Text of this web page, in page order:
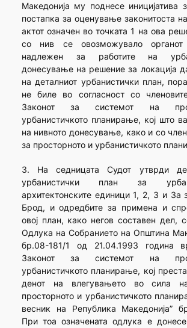
Македонија му поднесе иницијатива
постапка за оценување законитоста
актот означен во точката 1 на ова
со нив се овозможувало органот
надлежен за работите на
донесување на решение за локација
на деталниот урбанистички план,
не биле во согласност со
Законот за системот на
урбанистичкото планирање, кој што
на нивното донесување, како и со
за просторното и урбанистичкото
3. На седницата Судот утврди
урбанистички план за
архитектонските единици 1, 2, 3 и 3а
Брод, и одредбите за примена и
овој план, како негов составен дел,
Одлука на Собранието на Општина
бр.08-181/1 од 21.04.1993 година
Законот за системот на
урбанистичкото планирање, кој
денот на влегувањето во сила
просторното и урбанистичкото
весник на Република Македонија”
При тоа означената одлука е